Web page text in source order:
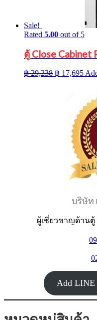
Sale!
Rated 5.00 out of 5
ตู้ Close Cabinet
฿29,238 Original
฿ 17,695
฿
บริษัท
ผู้เชี่ยวชาญด้านตู้
Add